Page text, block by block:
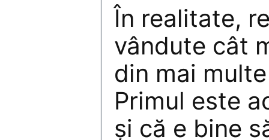
În realitate,
vândute cât
din mai
Primul este
şi că e bine